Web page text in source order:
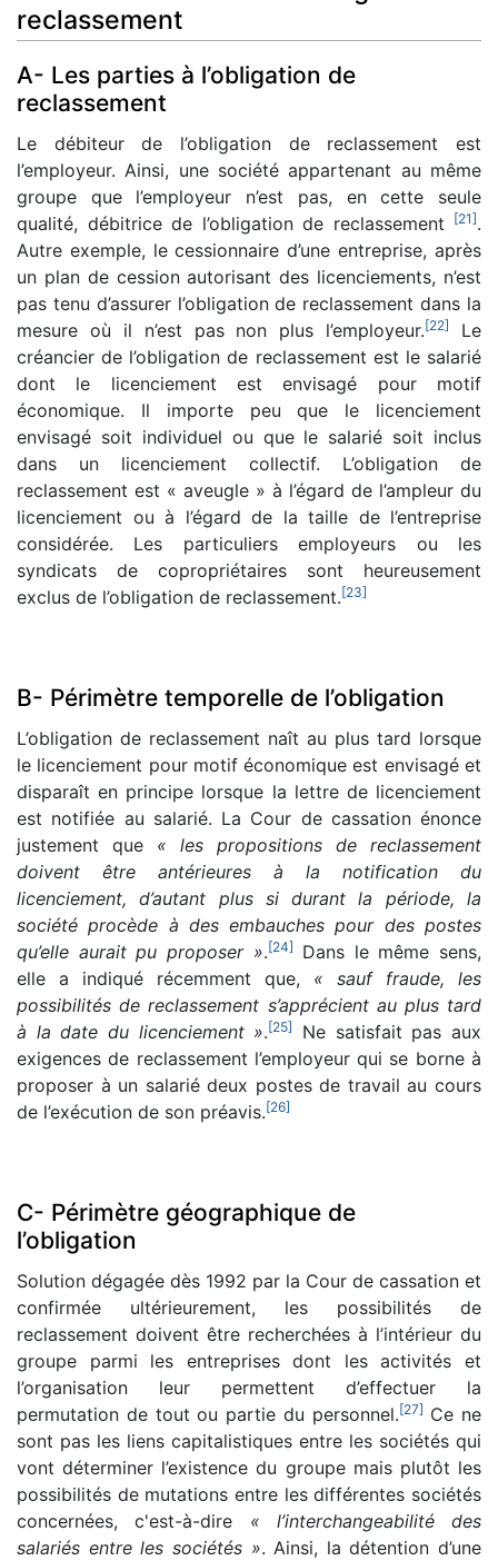
reclassement
A- Les parties à l’obligation de
reclassement
Le débiteur de l’obligation de reclassement est
l’employeur. Ainsi, une société appartenant au même
groupe que l’employeur n’est pas, en cette seule
qualité, débitrice de l’obligation de reclassement
[21].
Autre exemple, le cessionnaire d’une entreprise, après
un plan de cession autorisant des licenciements, n’est
pas tenu d’assurer l’obligation de reclassement dans la
mesure où il n’est pas non plus l’employeur.[22]
Le
créancier de l’obligation de reclassement est le salarié
dont le licenciement est envisagé pour motif
économique. Il importe peu que le licenciement
envisagé soit individuel ou que le salarié soit inclus
dans un licenciement collectif. L’obligation de
reclassement est « aveugle » à l’égard de l’ampleur du
licenciement ou à l’égard de la taille de l’entreprise
considérée. Les particuliers employeurs ou les
syndicats de copropriétaires sont heureusement
exclus de l’obligation de reclassement.[23]
B- Périmètre temporelle de l’obligation
L’obligation de reclassement naît au plus tard lorsque
le licenciement pour motif économique est envisagé et
disparaît en principe lorsque la lettre de licenciement
est notifiée au salarié. La Cour de cassation énonce
justement que « les propositions de reclassement
doivent être antérieures à la notification du
licenciement, d’autant plus si durant la période, la
société procède à des embauches pour des postes
qu’elle aurait pu proposer ».[24]
Dans le même sens,
elle a indiqué récemment que, « sauf fraude, les
possibilités de reclassement s’apprécient au plus tard
à la date du licenciement ».[25]
Ne satisfait pas aux
exigences de reclassement l’employeur qui se borne à
proposer à un salarié deux postes de travail au cours
de l’exécution de son préavis.[26]
C- Périmètre géographique de
l’obligation
Solution dégagée dès 1992 par la Cour de cassation et
confirmée ultérieurement, les possibilités de
reclassement doivent être recherchées à l’intérieur du
groupe parmi les entreprises dont les activités et
l’organisation leur permettent d’effectuer la
permutation de tout ou partie du personnel.[27] Ce ne
sont pas les liens capitalistiques entre les sociétés qui
vont déterminer l’existence du groupe mais plutôt les
possibilités de mutations entre les différentes sociétés
concernées, c'est-à-dire « l’interchangeabilité des
salariés entre les sociétés ». Ainsi, la détention d’une